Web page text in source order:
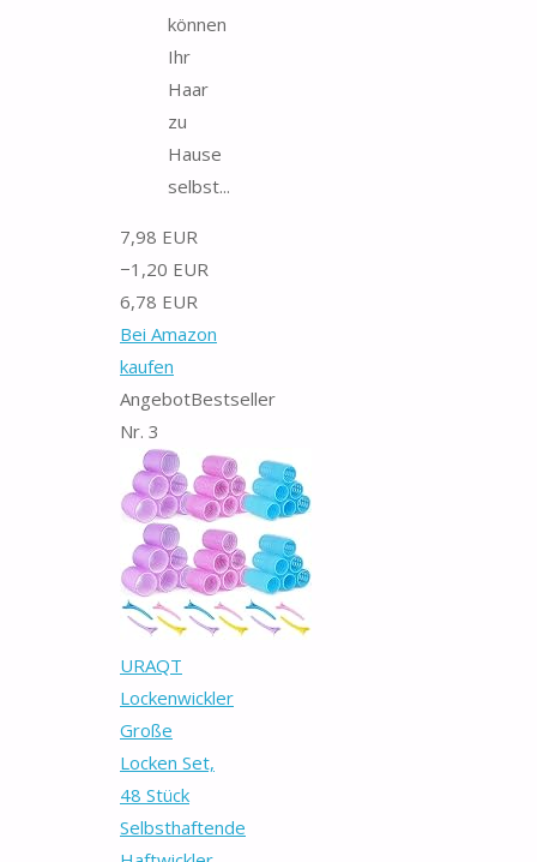
können
Ihr
Haar
zu
Hause
selbst...
7,98 EUR
−1,20 EUR
6,78 EUR
Bei Amazon
kaufen
AngebotBestseller
Nr. 3
URAQT
Lockenwickler
Große
Locken Set,
48 Stück
Selbsthaftende